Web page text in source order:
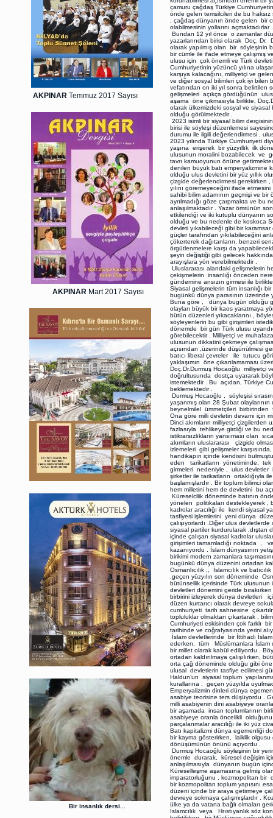
AKPINAR Temmuz 2017 Sayısı
AKPINAR Mart 2017 Sayısı
Bir insanlık dersi...
çamuru çağdaş Türkiye
önde gelen temsilcileri de bu haksız
, çağdaş dünyanın önde gelen bir
olabilmesinin yollarını açmaktadırlar
Bundan 12 yıl önce o zamanlar
yazarlarından birisi olarak Doç. Dr.
olarak yapılmış olan bir söyleşinin
bir cümle ile ifade etmeye çalışmış
ulusu için çok önemli ve Türk
Cumhuriyetinin yüzüncü yılına
karşıya kalacağını, milliyetçi ve
ve diğer sosyal bilimleri çok iyi bilen
vefatından on iki yıl sonra
gelişmeleri açıkça gördüğünün
aşama öne çıkmasıyla birlikte,
olarak ülkemizdeki sosyal ve
olduğu görülmektedir .
2023 isimli bir siyasal bilim
birisi ile söyleşi düzenlemesi
durumu ile ilgili değerlendirmesi ,
2023 yılında Türkiye Cumhuriyeti
yaşına erişerek bir yüzyıllık ilk
ulusunun moralini bozabilecek ve
tavrı kamuoyunun önüne
denilen büyük batı emperyalizmine
olduğu ulus devletini bir yüz yıllık
çizgide değerlendirmesi gerekirken
yılını göremeyeceğini ifade
sahibi bilim adamının geçmişi ve
ayrılmadığı göze çarpmakta ve bu
anlaşılmaktadır . Yazar ömrünün
etkilendiği ve iki kutuplu dünyanın
olduğu ve bu nedenle de koskoca
devleti yıkabileceği gibi bir
güçler tarafından yıkılabileceğini
çökerterek dağıtanların, benzeri
örgütlenmelere karşı da
şeyin değiştiği gibi gelecek
arayışlara yön verebilmektedir .
Uluslararası alandaki gelişmelerin
çekişmelerin insanlığı önceden
gündemine ansızın girmesi ile
Siyasal gelişmelerin tüm insanlığı
bugünkü dünya parasının üzerinde
Buna göre , dünya bugün olduğu
olayları büyük bir kaos yaratmaya
bütün düzenleri yıkacaklarını ,
söyleyenlerin bu gibi girişimleri
dönemde bir gün Türk ulusu
görebilecektir . Milliyetçi ve
ulusunun dikkatini çekmeye
açısından ,üzerinde düşünülmesi
batıcı liberal çevreler ile tutucu
yaklaşımın öne çıkarılamaması
Doç.Dr.Durmuş Hocaoğlu milliyetçi
doğrultusunda dostça uyararak
istemektedir . Bu açıdan, Türkiye
beklemektedir .
Durmuş Hocaoğlu , söyleşisi
yaşanmış olan 28 Şubat
beynelmilel ümmetçileri birbirinden
Ona göre milli devletin devamı için
Dinci akımların milliyetçi
fazlasıyla tehlikeye girdiği ve bu
istikrarsızlıkların yansıması olan
akımların uluslararası çizgide
izlemeleri gibi gelişmeler
handikapın içinde kendisini
eden tarikatların yönetiminde, tek
girmeleri nedeniyle , ulus devletler
şirketler ile tarikatların ortaklığıyla
başlamışlardır . Bir toplum bilimci
hem milletini hem de devletini bu
Küreselcilik döneminde batının
yönelen politikaları destekleyerek ,
kadrolar aracılığı ile kendi siyasal
tasfiyesi işlemlerini yeni dünya
çalışıyorlardı .Diğer ulus
siyasal partiler kurdurularak ,dıştan
içinde çalışan siyasal kadrolar
girişimleri tamamladığı noktada ,
kazanıyordu . İslam dünyasının
birikimi modern zamanlara
bugünkü dünya düzenini ortadan
Osmanlıcılık ,, İslamcılık ve
,geçen yüzyılın son döneminde
bütünsellik içerisinde Türk
devletleri dönemini geride
birbirini izleyerek dünya devletleri
düzen kurtarıcı olarak devreye
cumhuriyeti tarih sahnesine
topluluklar olmaktan çıkartarak ,
Cumhuriyeti eskisinden çok farklı
tarihinde ve coğrafyasında yerini
İslam devletlerinde bir İttihadı
ederken, tüm Müslümanlara İslam
bir millet olarak kabül ediliyordu .
ortadan kaldırılmaya çalışılırken,
orta çağ döneminde olduğu gibi
ulusal devletlerin tasfiye edilmesi
Haldun’un siyasal toplum
kurallarına , geçen yüzyılda
Emperyalizmin dinleri dünya
asabiye teorisine ters düşüyordu .
milli asabiyenin dini asabiyeye
bir aşamada insan toplumlarının
asabiyeye oranla öncelikli
parçalanmalar aracılığı ile iki yüz
Batı kapitalizmi dünya egemenliği
bir kayma gösterirken, laiklik
dönüşümünün önünü açıyordu .
Durmuş Hocaoğlu söyleşinin bir
önemle durarak, küresel değişim
anlaşılmasıyla dünyanın bugün
Küreselleşme aşamasına gelmiş
imparatorluğunu , kozmopolitan bir
bir kozmopolitan toplum yapısını
düzeni içinde bir araya getirmeye
devreye sokmaya çalışmışlardır .
ülke ya da vatana bağlı olmaları
İslamcılık veya Hrıstıyanlık söz